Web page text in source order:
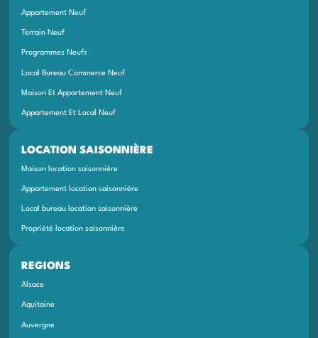
Programmes Neufs
Appartement Neuf
Local Bureau Commerce Neuf
Terrain Neuf
Maison Et Appartement Neuf
Appartement Et Local Neuf
LOCATION SAISONNIÈRE
Maison location saisonnière
Appartement location saisonnière
Local bureau location saisonnière
Propriété location saisonnière
REGIONS
Alsace
Aquitaine
Auvergne